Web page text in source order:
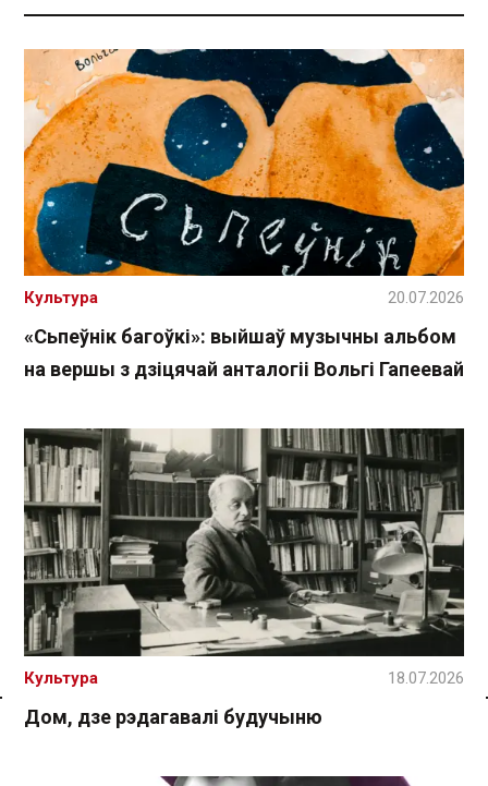
Спасылка без VPN
«Сьпеўнік багоўкі»: выйшаў музычны альбом
на вершы з дзіцячай анталогіі Вольгі Гапеевай
Культура 20.07.2026
Дом, дзе рэдагавалі будучыню
Культура 18.07.2026